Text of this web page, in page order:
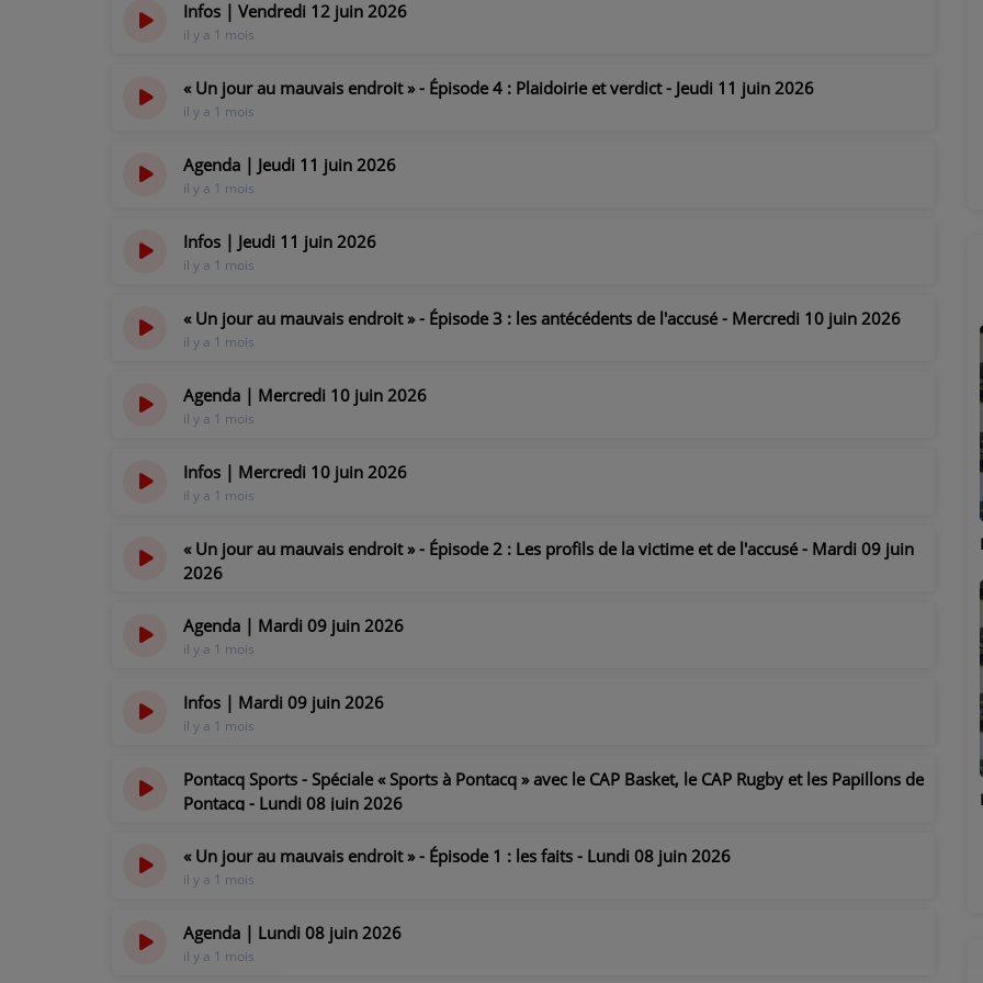
VENEZ DANS LE PUBLIC !
CRÉATIONS AUDIOVISUELLES
Infos | Vendredi 12 juin 2026
il y a 1 mois
« Un jour au mauvais endroit » - Épisode 4 : Plaidoirie et verdict - Jeudi 11 juin 2026
il y a 1 mois
Agenda | Jeudi 11 juin 2026
il y a 1 mois
Infos | Jeudi 11 juin 2026
il y a 1 mois
« Un jour au mauvais endroit » - Épisode 3 : les antécédents de l'accusé - Mercredi 10 juin 2026
il y a 1 mois
Agenda | Mercredi 10 juin 2026
il y a 1 mois
Infos | Mercredi 10 juin 2026
il y a 1 mois
« Un jour au mauvais endroit » - Épisode 2 : Les profils de la victime et de l'accusé - Mardi 09 juin
2026
Agenda | Mardi 09 juin 2026
il y a 1 mois
Infos | Mardi 09 juin 2026
il y a 1 mois
Pontacq Sports - Spéciale « Sports à Pontacq » avec le CAP Basket, le CAP Rugby et les Papillons de
Pontacq - Lundi 08 juin 2026
« Un jour au mauvais endroit » - Épisode 1 : les faits - Lundi 08 juin 2026
il y a 1 mois
Agenda | Lundi 08 juin 2026
il y a 1 mois
Marion